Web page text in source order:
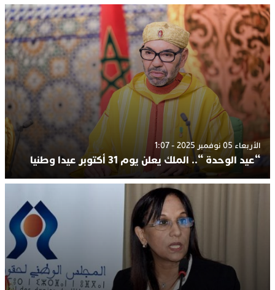
الأربعاء 05 نوفمبر 2025 - 1:07
“عيد الوحدة “.. الملك يعلن يوم 31 أكتوبر عيدا وطنيا